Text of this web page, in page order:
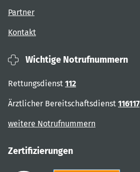
Partner
Kontakt
Wichtige Notrufnummern
Rettungsdienst 112
Ärztlicher Bereitschaftsdienst 116117
weitere Notrufnummern
Zertifizierungen